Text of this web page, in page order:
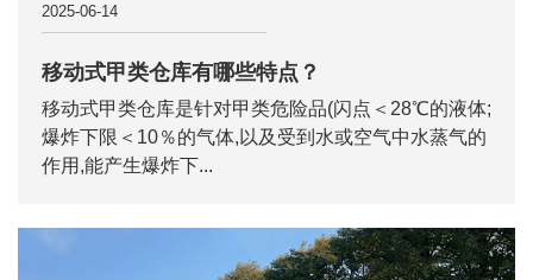
2025-06-14
移动式甲类仓库有哪些特点？
移动式甲类仓库是针对甲类危险品(闪点＜28℃的液体;
爆炸下限＜10％的气体,以及受到水或空气中水蒸气的
作用,能产生爆炸下...